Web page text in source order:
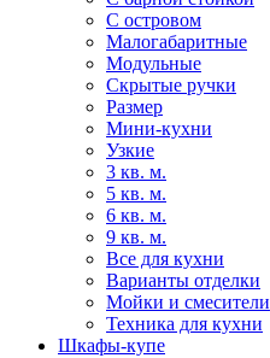
С островом
Малогабаритные
Модульные
Скрытые ручки
Размер
Мини-кухни
Узкие
3 кв. м.
5 кв. м.
6 кв. м.
9 кв. м.
Все для кухни
Варианты отделки
Мойки и смесители
Техника для кухни
Шкафы-купе